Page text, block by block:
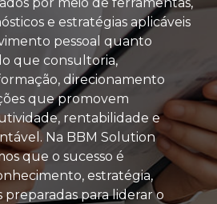
por meio de ferramentas,
e estratégias aplicáveis
pessoal quanto
que consultoria,
direcionamento
que promovem
rentabilidade e
Na BBM Solution
que o sucesso é
estratégia,
preparadas para liderar o